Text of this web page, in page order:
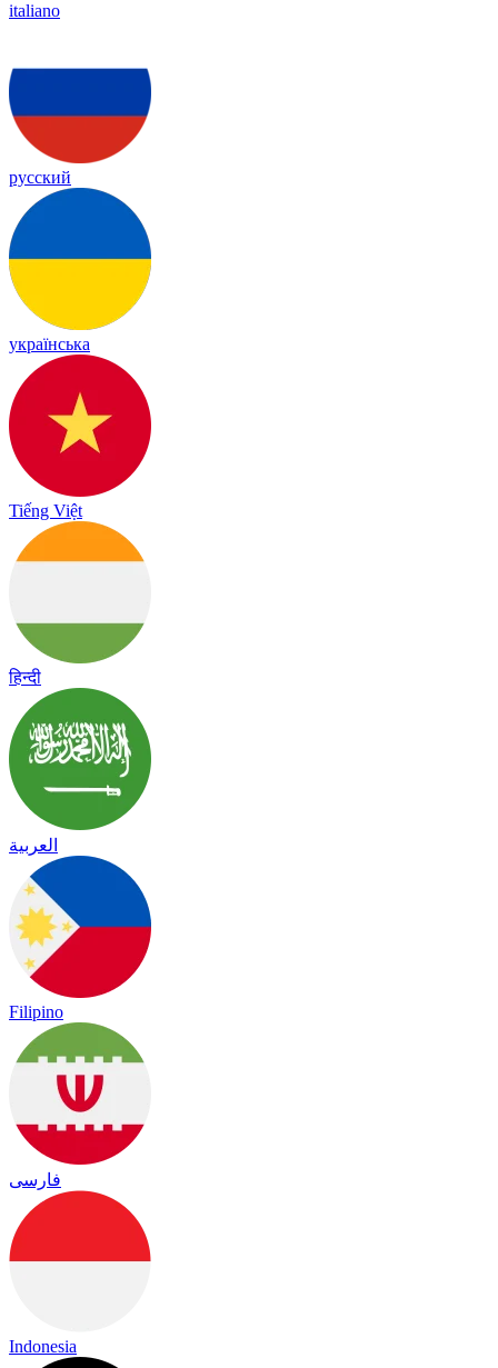
italiano
русский
українська
Tiếng Việt
हिन्दी
العربية
Filipino
فارسی
Indonesia